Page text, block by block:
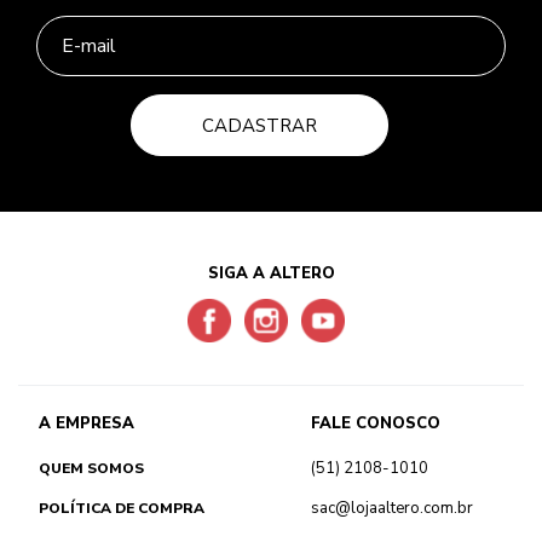
CADASTRAR
SIGA A ALTERO
A EMPRESA
QUEM SOMOS
POLÍTICA DE COMPRA
FALE CONOSCO
(51) 2108-1010
sac@lojaaltero.com.br